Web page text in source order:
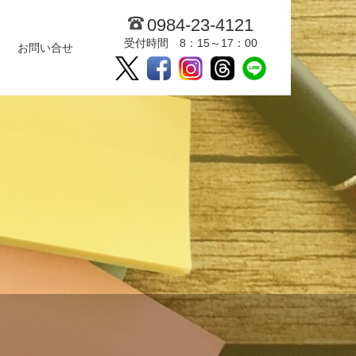
お問い合せ
0984-23-4121
受付時間 8：15～17：00